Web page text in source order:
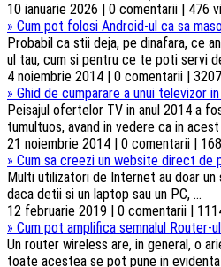
10 ianuarie 2026 | 0 comentarii | 476
» Cum pot folosi Android-ul ca sa
Probabil ca stii deja, pe dinafara, ce
ul tau, cum si pentru ce te poti servi
4 noiembrie 2014 | 0 comentarii |
» Ghid de cumparare a unui televizor
Peisajul ofertelor TV in anul 2014 a
tumultuos, avand in vedere ca in acest
21 noiembrie 2014 | 0 comentarii |
» Cum sa creezi un website direct de
Multi utilizatori de Internet au doar un
daca detii si un laptop sau un PC, ...
12 februarie 2019 | 0 comentarii |
» Cum pot amplifica semnalul Router-
Un router wireless are, in general, o
toate acestea se pot pune in evidenta